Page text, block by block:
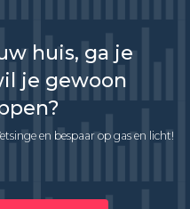
huis, ga je
je gewoon
en bespaar op gas en licht!